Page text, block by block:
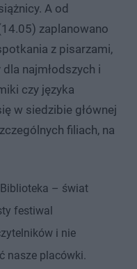
A od
zaplanowano
z pisarzami,
najmłodszych i
czy języka
w siedzibie głównej
filiach, na
– świat
festiwal
i nie
nasze placówki.